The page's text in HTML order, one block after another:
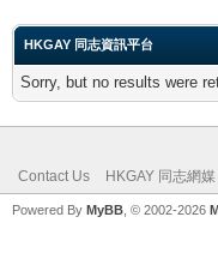
HKGAY 同志資訊平台
Sorry, but no results were
Contact Us HKGAY 同志網
Powered By MyBB , © 2002-2026